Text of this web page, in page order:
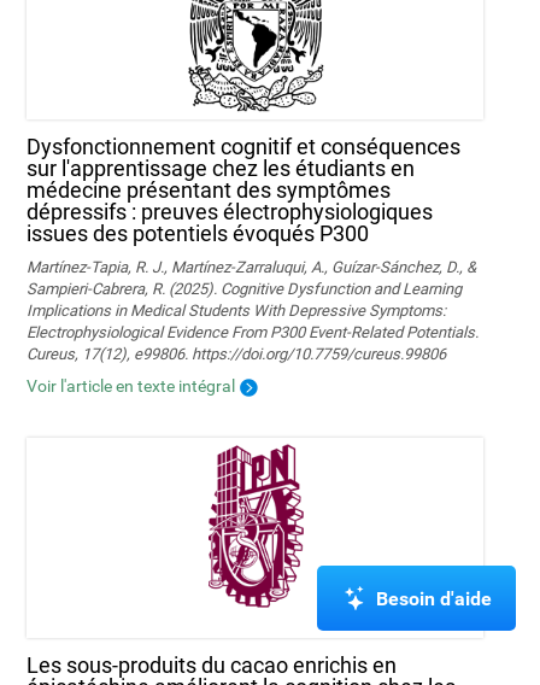
Dysfonctionnement cognitif et conséquences
sur l'apprentissage chez les étudiants en
médecine présentant des symptômes
dépressifs : preuves électrophysiologiques
issues des potentiels évoqués P300
Martínez-Tapia, R. J., Martínez-Zarraluqui, A., Guízar-Sánchez, D., &
Sampieri-Cabrera, R. (2025). Cognitive Dysfunction and Learning
Implications in Medical Students With Depressive Symptoms:
Electrophysiological Evidence From P300 Event-Related Potentials.
Cureus, 17(12), e99806. https://doi.org/10.7759/cureus.99806
Voir l'article en texte intégral
Les sous-produits du cacao enrichis en
Besoin d'aide